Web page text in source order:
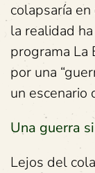
colapsaría
la realidad
programa La
por una
un escenario
Una guerra
Lejos del